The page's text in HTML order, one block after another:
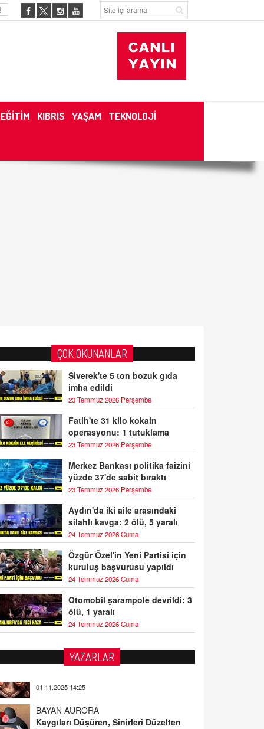
EĞİTİM KIBRIS YAŞAM TEKNOLOJİ
ÇOK OKUNANLAR
Siverek'te 5 ton bozuk gıda
imha edildi
23 Temmuz 2026 Perşembe
Fatih'te 31 kilo kokain
operasyonu: 1 tutuklama
23 Temmuz 2026 Perşembe
Merkez Bankası politika faizini
yüzde 37'de sabit bıraktı
23 Temmuz 2026 Perşembe
Aydın'da iki aile arasındaki
silahlı kavga: 2 ölü, 5 yaralı
24 Temmuz 2026 Cuma
Özgür Özel'in Yeni Partisi için
kuruluş başvurusu yapıldı
24 Temmuz 2026 Cuma
Otomobil şarampole devrildi: 3
ölü, 1 yaralı
24 Temmuz 2026 Cuma
YAZARLAR
BAYAN AURORA
Bitkiler
5.1.2025 12:23